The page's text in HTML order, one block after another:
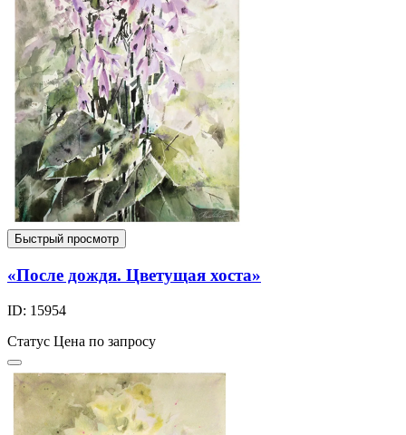
Быстрый просмотр
«После дождя. Цветущая хоста»
ID: 15954
Статус Цена по запросу